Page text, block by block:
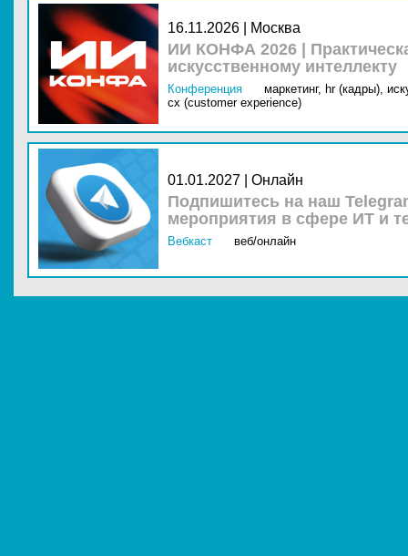
16.11.2026 | Москва
ИИ КОНФА 2026 |
искусственному интеллекту
Конференция маркетинг, hr (кадры),
cx (customer experience)
01.01.2027 | Онлайн
Подпишитесь на наш
мероприятия в сфере ИТ и
Вебкаст веб/онлайн